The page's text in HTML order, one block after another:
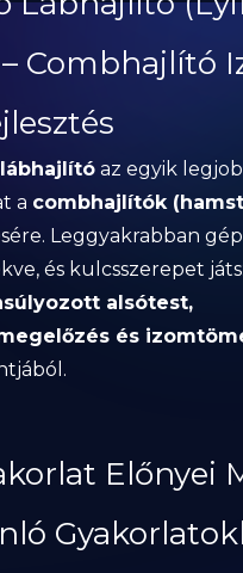
Combhajlító
az egyik
a combhajlítók
Leggyakrabban
és kulcsszerepet
alsótest,
és
Előnyei